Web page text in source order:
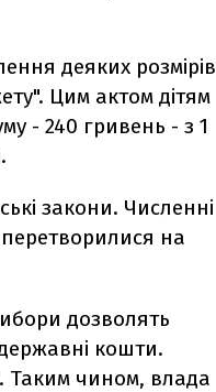
деяких розмірів
Цим актом дітям
- 240 гривень - з 1
закони. Численні
перетворилися на
дозволять
кошти.
Таким чином, влада